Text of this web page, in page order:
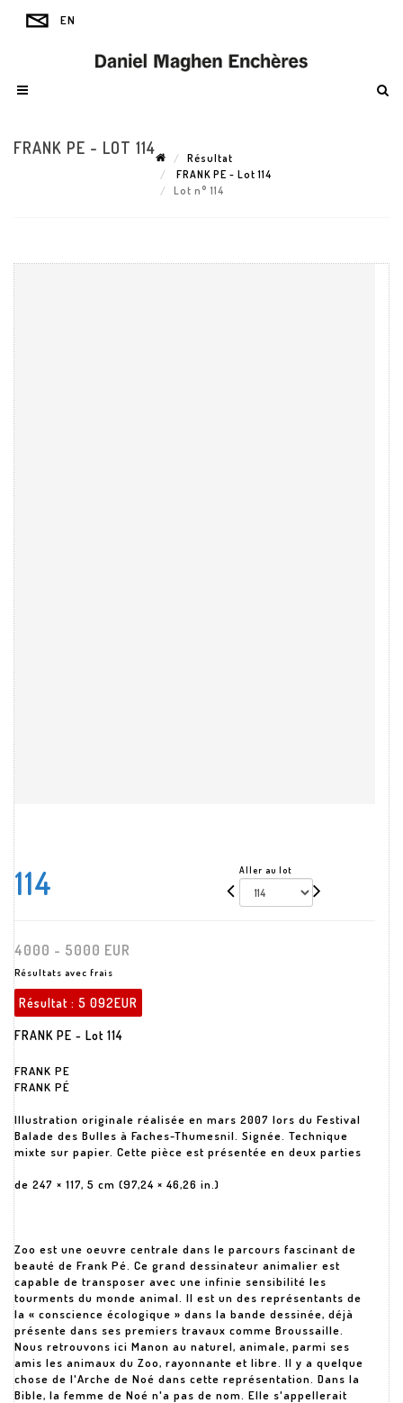
FRANK PE - LOT 114
Résultat
FRANK PE - Lot 114
Lot n° 114
114 Aller au lot
4000 - 5000 EUR
Résultats avec frais
Résultat : 5 092EUR
FRANK PE - Lot 114
FRANK PE
FRANK PÉ
Illustration originale réalisée en mars 2007 lors du Festival
Balade des Bulles à Faches-Thumesnil. Signée. Technique
mixte sur papier. Cette pièce est présentée en deux parties
de 247 × 117, 5 cm (97,24 × 46,26 in.)
Zoo est une oeuvre centrale dans le parcours fascinant de
beauté de Frank Pé. Ce grand dessinateur animalier est
capable de transposer avec une infinie sensibilité les
tourments du monde animal. Il est un des représentants de
la « conscience écologique » dans la bande dessinée, déjà
présente dans ses premiers travaux comme Broussaille.
Nous retrouvons ici Manon au naturel, animale, parmi ses
amis les animaux du Zoo, rayonnante et libre. Il y a quelque
chose de l'Arche de Noé dans cette représentation. Dans la
Bible, la femme de Noé n'a pas de nom. Elle s'appellerait